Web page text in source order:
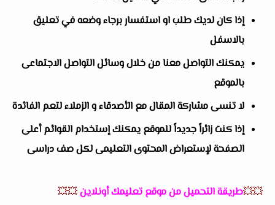
إذا كان لديك طلب او استفسار برجاء وضعه في تعليق
بالاسفل
يمكنك التواصل معنا من خلال وسائل التواصل الاجتماعى
بالموقع
لا تنسى مشاركة المقال مع الأصدقاء و الزملاء لتعم الفائدة
إذا كنت زائراً جديداً للموقع يمكنك إستخدام القوائم أعلى
الصفحة لإستعراض المحتوى التعليمى لكل صف دراسى
💥💥طريقة التحميل من موقع تعليمك أونلاين💥💥